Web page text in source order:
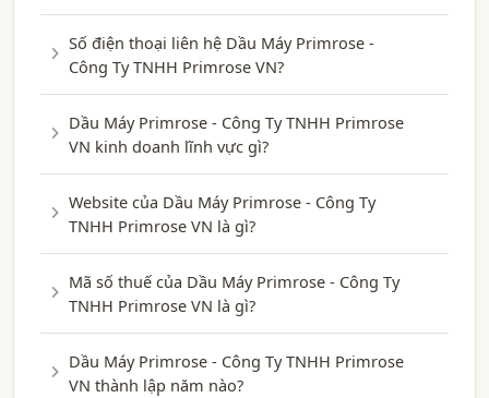
Số điện thoại liên hệ Dầu Máy Primrose -
Công Ty TNHH Primrose VN?
Dầu Máy Primrose - Công Ty TNHH Primrose
VN kinh doanh lĩnh vực gì?
Website của Dầu Máy Primrose - Công Ty
TNHH Primrose VN là gì?
Mã số thuế của Dầu Máy Primrose - Công Ty
TNHH Primrose VN là gì?
Dầu Máy Primrose - Công Ty TNHH Primrose
VN thành lập năm nào?